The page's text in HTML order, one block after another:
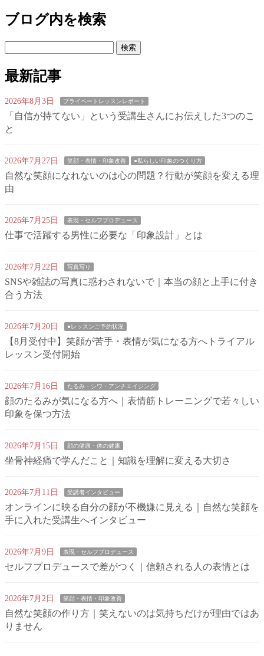
ブログ内を検索
最新記事
2026年8月3日 プライベートレッスンレポート
「自信が持てない」という受講生さんにお伝えした3つのこ
と
2026年7月27日 笑顔・表情・印象改善 ●私らしい印象のつくり方
自然な笑顔になれないのは心の問題？行動が笑顔を変える理
由
2026年7月25日 表現・セルフプロデュース
仕事で活躍する男性に必要な「印象設計」とは
2026年7月22日 写真写り
SNSや雑誌の写真に惑わされないで｜本当の顔と上手に付き
合う方法
2026年7月20日 ●レッスンご予約状況
【8月受付中】笑顔が苦手・表情が気になる方へトライアル
レッスン受付開始
2026年7月16日 たるみ・シワ・アンチエイジング
顔のたるみが気になる方へ｜表情筋トレーニングで若々しい
印象を保つ方法
2026年7月15日 顔の健康・体の健康
坐骨神経痛で学んだこと｜知識を理解に変える大切さ
2026年7月11日 受講者インタビュー
オンラインに映る自分の顔が不機嫌に見える｜自然な笑顔を
手に入れた受講生へインタビュー
2026年7月9日 表現・セルフプロデュース
セルフプロデュースで差がつく｜信頼される人の表情とは
2026年7月2日 笑顔・表情・印象改善
自然な笑顔の作り方｜笑えないのは気持ちだけが理由ではあ
りません